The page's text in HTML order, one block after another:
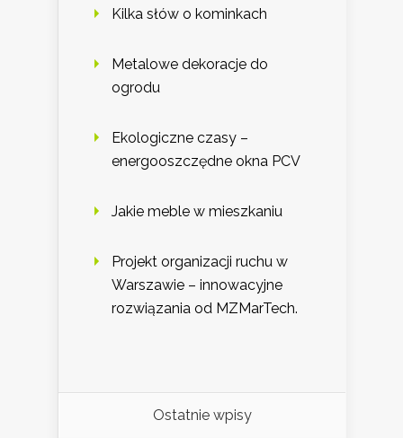
Kilka słów o kominkach
Metalowe dekoracje do
ogrodu
Ekologiczne czasy –
energooszczędne okna PCV
Jakie meble w mieszkaniu
Projekt organizacji ruchu w
Warszawie – innowacyjne
rozwiązania od MZMarTech.
Ostatnie wpisy